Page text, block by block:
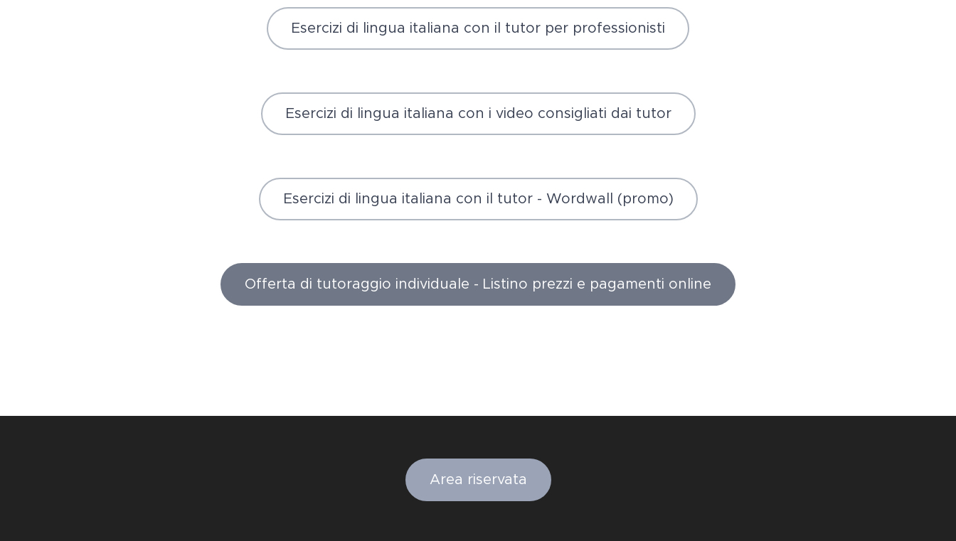
Esercizi di lingua italiana con il tutor per professionisti
Esercizi di lingua italiana con i video consigliati dai tutor
Esercizi di lingua italiana con il tutor - Wordwall (promo)
Offerta di tutoraggio individuale - Listino prezzi e pagamenti online
Area riservata